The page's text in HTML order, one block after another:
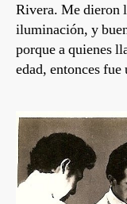
Rivera. Me dieron
iluminación, y
porque a quienes
edad, entonces